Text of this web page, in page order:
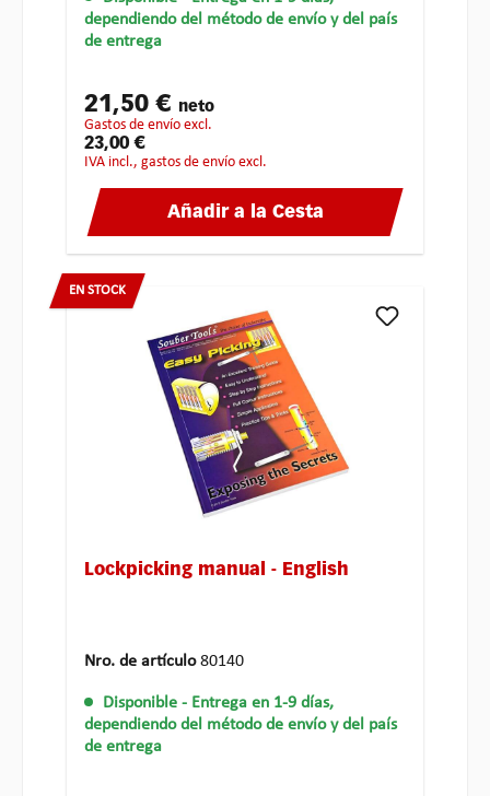
dependiendo del método de envío y del país
de entrega
21,50 € neto
gastos de envío excl.
23,00 €
IVA incl., gastos de envío excl.
Añadir a la Cesta
EN STOCK
Lockpicking manual - English
Nro. de artículo80140
Disponible - Entrega en 1-9 días,
dependiendo del método de envío y del país
de entrega